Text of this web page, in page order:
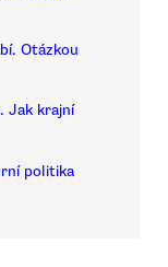
Otázkou
Jak krajní
politika